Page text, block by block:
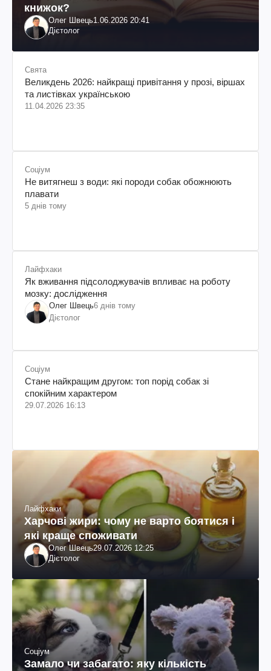
книжок?
Олег Швець1.06.2026 20:41
Дієтолог
Свята
Великдень 2026: найкращі привітання у прозі, віршах
та листівках українською
11.04.2026 23:35
Соціум
Не витягнеш з води: які породи собак обожнюють
плавати
5 днів тому
Лайфхаки
Як вживання підсолоджувачів впливає на роботу
мозку: дослідження
Олег Швець6 днів тому
Дієтолог
Соціум
Стане найкращим другом: топ порід собак зі
спокійним характером
29.07.2026 16:13
Лайфхаки
Харчові жири: чому не варто боятися і
які краще споживати
Олег Швець29.07.2026 12:25
Дієтолог
Соціум
Замало чи забагато: яку кількість